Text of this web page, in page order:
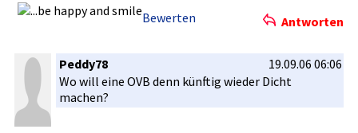
Bewerten Antworten
Peddy78
19.09.06 06:06
Wo will eine OVB denn künftig wieder Dicht
machen?